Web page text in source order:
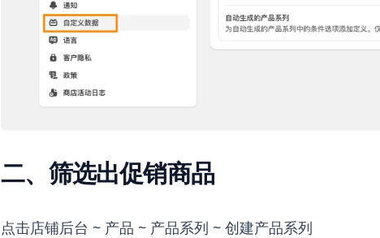
二、筛选出促销商品
点击店铺后台 ~ 产品 ~ 产品系列 ~ 创建产品系列